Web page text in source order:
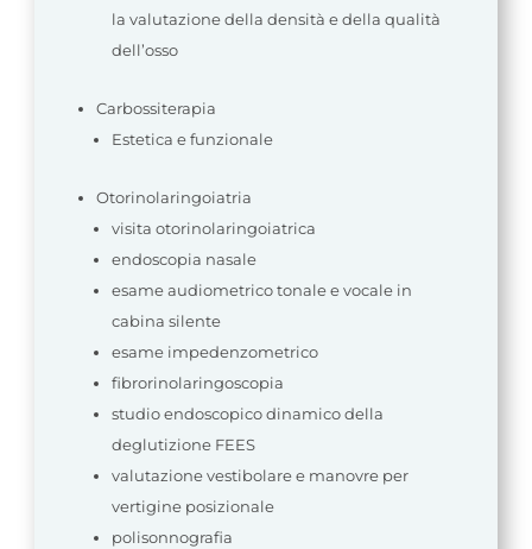
la valutazione della densità e della qualità
dell’osso
Carbossiterapia
Estetica e funzionale
Otorinolaringoiatria
visita otorinolaringoiatrica
endoscopia nasale
esame audiometrico tonale e vocale in
cabina silente
esame impedenzometrico
fibrorinolaringoscopia
studio endoscopico dinamico della
deglutizione FEES
valutazione vestibolare e manovre per
vertigine posizionale
polisonnografia